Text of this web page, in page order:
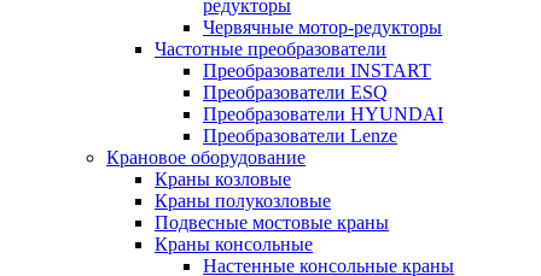
редукторы
Червячные мотор-редукторы
Частотные преобразователи
Преобразователи INSTART
Преобразователи ESQ
Преобразователи HYUNDAI
Преобразователи Lenze
Крановое оборудование
Краны козловые
Краны полукозловые
Подвесные мостовые краны
Краны консольные
Настенные консольные краны